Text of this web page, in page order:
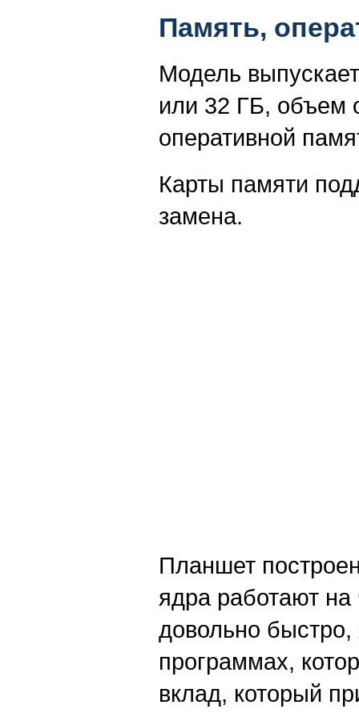
Память,
Модель
или 32 ГБ, объем
оперативной
Карты памяти
замена.
Планшет
ядра работают на
довольно быстро,
программах,
вклад, который